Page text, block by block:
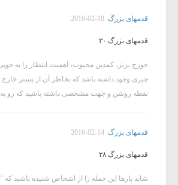
قدمهای بزرگ 2016-02-18
قدمهای بزرگ ۳۰
جورج برنز، کمدین محبوب، اهمیت انتظار را به
چیزی وجود داشته باشد که بخاطر آن از بستر
نقطه روشن و جهت مشخصی داشته باشید که رو به
قدمهای بزرگ 2016-02-14
قدمهای بزرگ ۲۸
شاید بارها این جمله را از اشخاص شنیده باشید